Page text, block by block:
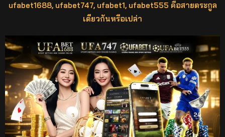
ufabet1688, ufabet747, ufabet1, ufabet555 คือสายตระกูล
เดียวกันหรือเปล่า